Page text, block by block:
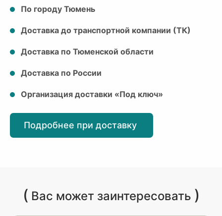
По городу Тюмень
Доставка до транспортной компании (ТК)
Доставка по Тюменской области
Доставка по России
Организация доставки «Под ключ»
Подробнее при доставку
( Вас может заинтересовать )